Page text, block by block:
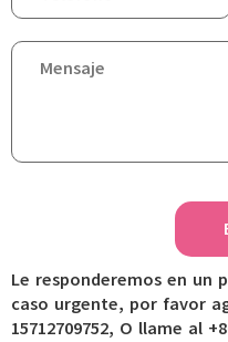
Le responderemos en un
caso urgente, por favor
15712709752, O llame al